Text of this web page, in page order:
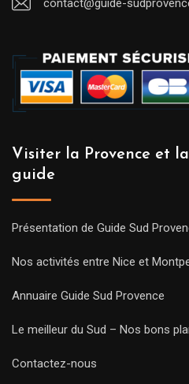
contact@guide-
Visiter la Provence et
guide
Présentation de Guide Sud
Nos activités entre Nice et
Annuaire Guide Sud Provence
Le meilleur du Sud – Nos bons
Contactez-nous